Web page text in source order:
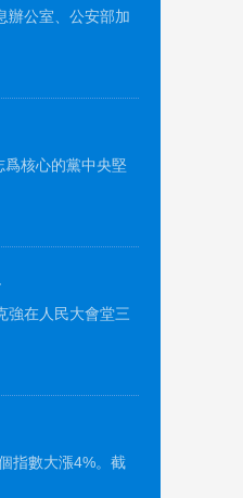
辦公室、公安部加
核心的黨中央堅
強在人民大會堂三
指數大漲4%。截